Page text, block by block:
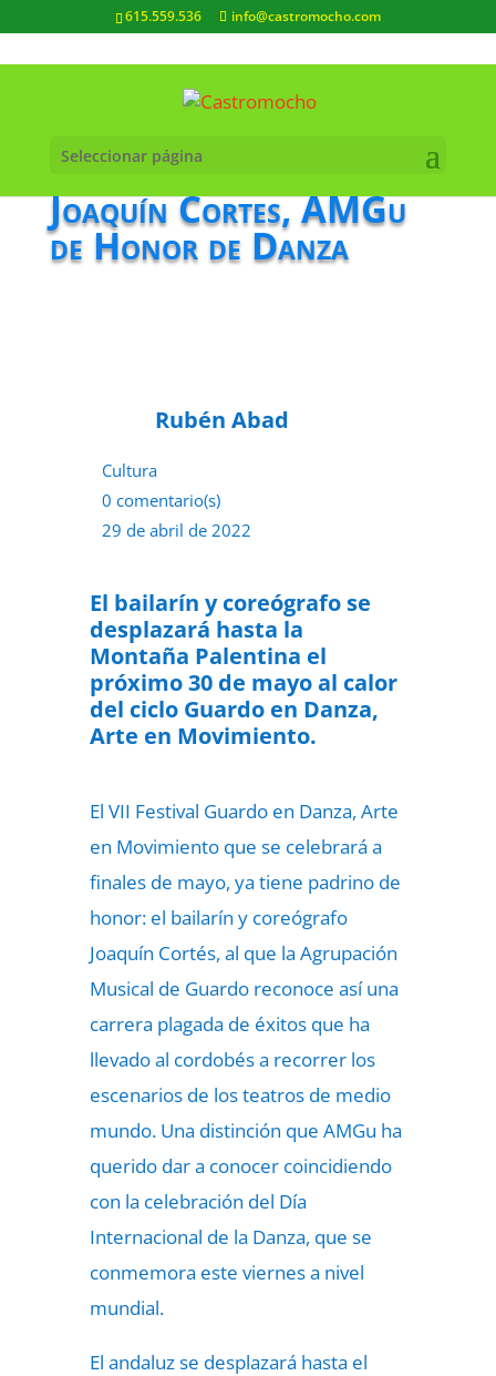
615.559.536 info@castromocho.com
Seleccionar página
Joaquín Cortes, AMGu
de Honor de Danza
Rubén Abad
Cultura
0 comentario(s)
29 de abril de 2022
El bailarín y coreógrafo se
desplazará hasta la
Montaña Palentina el
próximo 30 de mayo al calor
del ciclo Guardo en Danza,
Arte en Movimiento.
El VII Festival Guardo en Danza, Arte
en Movimiento que se celebrará a
finales de mayo, ya tiene padrino de
honor: el bailarín y coreógrafo
Joaquín Cortés, al que la Agrupación
Musical de Guardo reconoce así una
carrera plagada de éxitos que ha
llevado al cordobés a recorrer los
escenarios de los teatros de medio
mundo. Una distinción que AMGu ha
querido dar a conocer coincidiendo
con la celebración del Día
Internacional de la Danza, que se
conmemora este viernes a nivel
mundial.
El andaluz se desplazará hasta el